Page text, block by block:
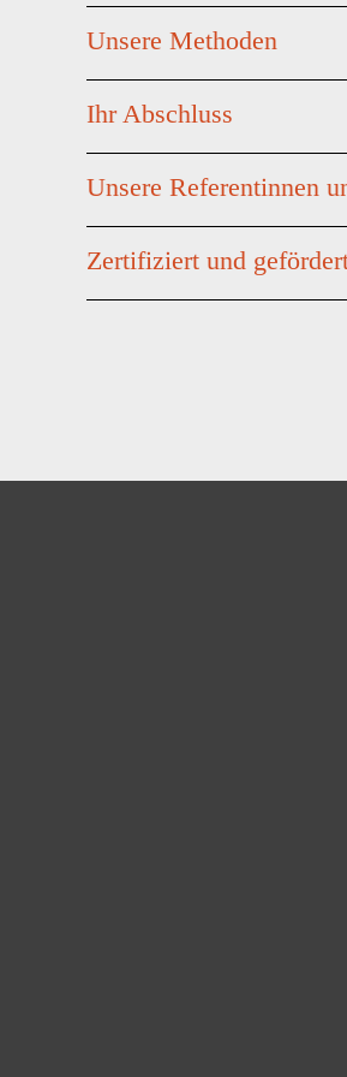
Unsere Methoden
Ihr Abschluss
Unsere Referentinnen
Zertifiziert und